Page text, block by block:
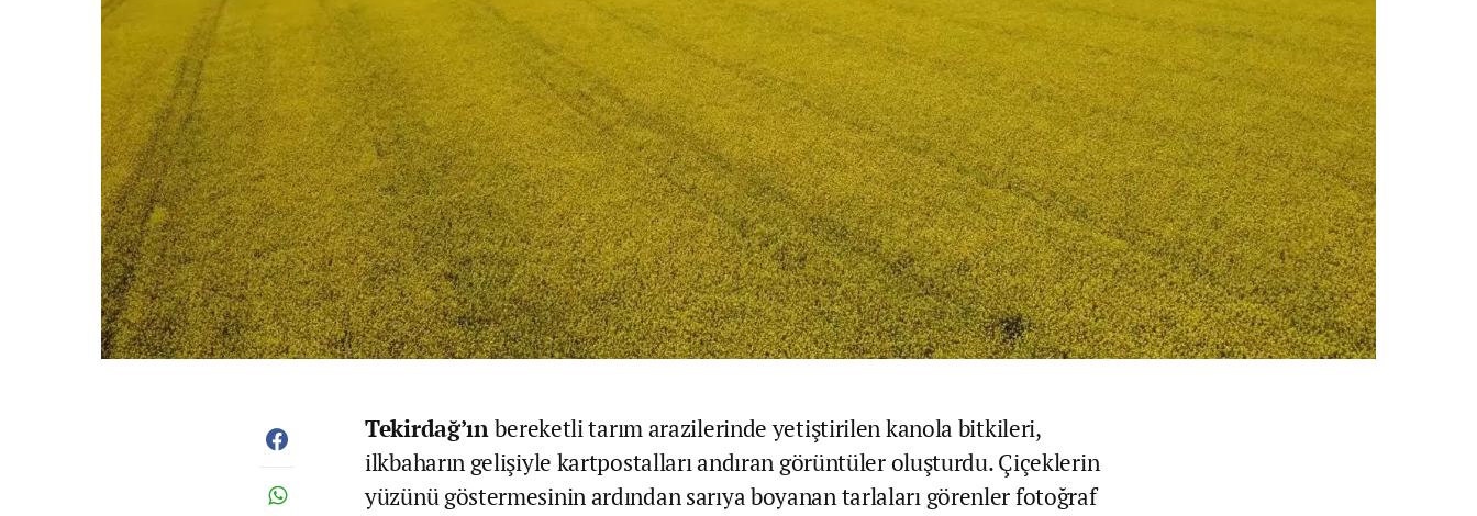
Tekirdağ’ınbereketli tarım arazilerinde yetiştirilen kanola bitkileri,
ilkbaharın gelişiyle kartpostalları andıran görüntüler oluşturdu. Çiçeklerin
yüzünü göstermesinin ardından sarıya boyanan tarlaları görenler fotoğraf